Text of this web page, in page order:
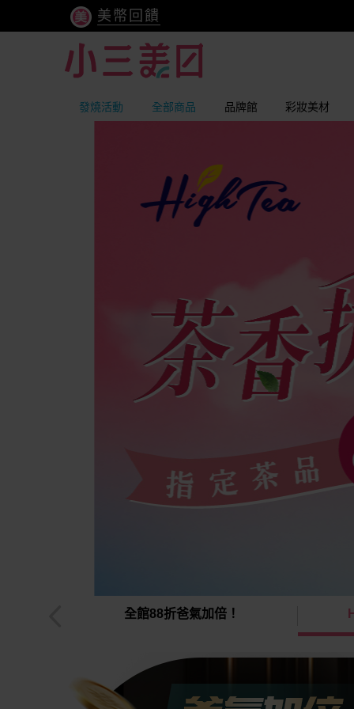
美幣回饋
發燒活動 全部商品 品牌館 彩妝美材
全館88折爸氣加倍！